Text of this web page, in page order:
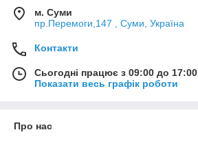
м. Суми
пр.Перемоги,147 , Суми, Україна
Контакти
Сьогодні працює з 09:00 до 17:00
Показати весь графік роботи
Про нас